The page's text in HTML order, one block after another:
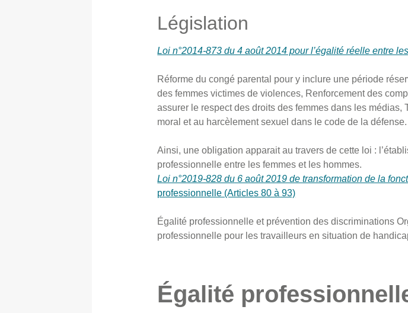
Législation
Loi n°2014-873 du 4 août 2014 pour l’égalité réelle entre
Réforme du congé parental pour y inclure une période
des femmes victimes de violences, Renforcement des
assurer le respect des droits des femmes dans les
moral et au harcèlement sexuel dans le code de la défense.
Ainsi, une obligation apparait au travers de cette loi :
professionnelle entre les femmes et les hommes.
Loi n°2019-828 du 6 août 2019 de transformation de la
professionnelle (Articles 80 à 93)
Égalité professionnelle et prévention des discriminations
professionnelle pour les travailleurs en situation de
Égalité